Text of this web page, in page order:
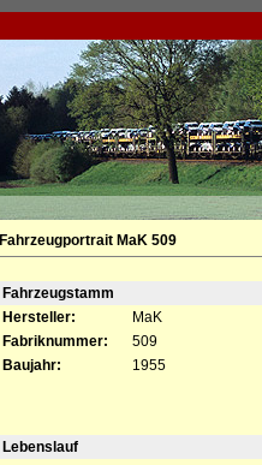
Fahrzeugportrait MaK 509
Fahrzeugstamm
Hersteller:
MaK
Fabriknummer:
509
Baujahr:
1955
Lebenslauf